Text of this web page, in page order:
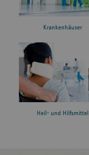
Krankenhäuser
Heil- und Hilfsmittel